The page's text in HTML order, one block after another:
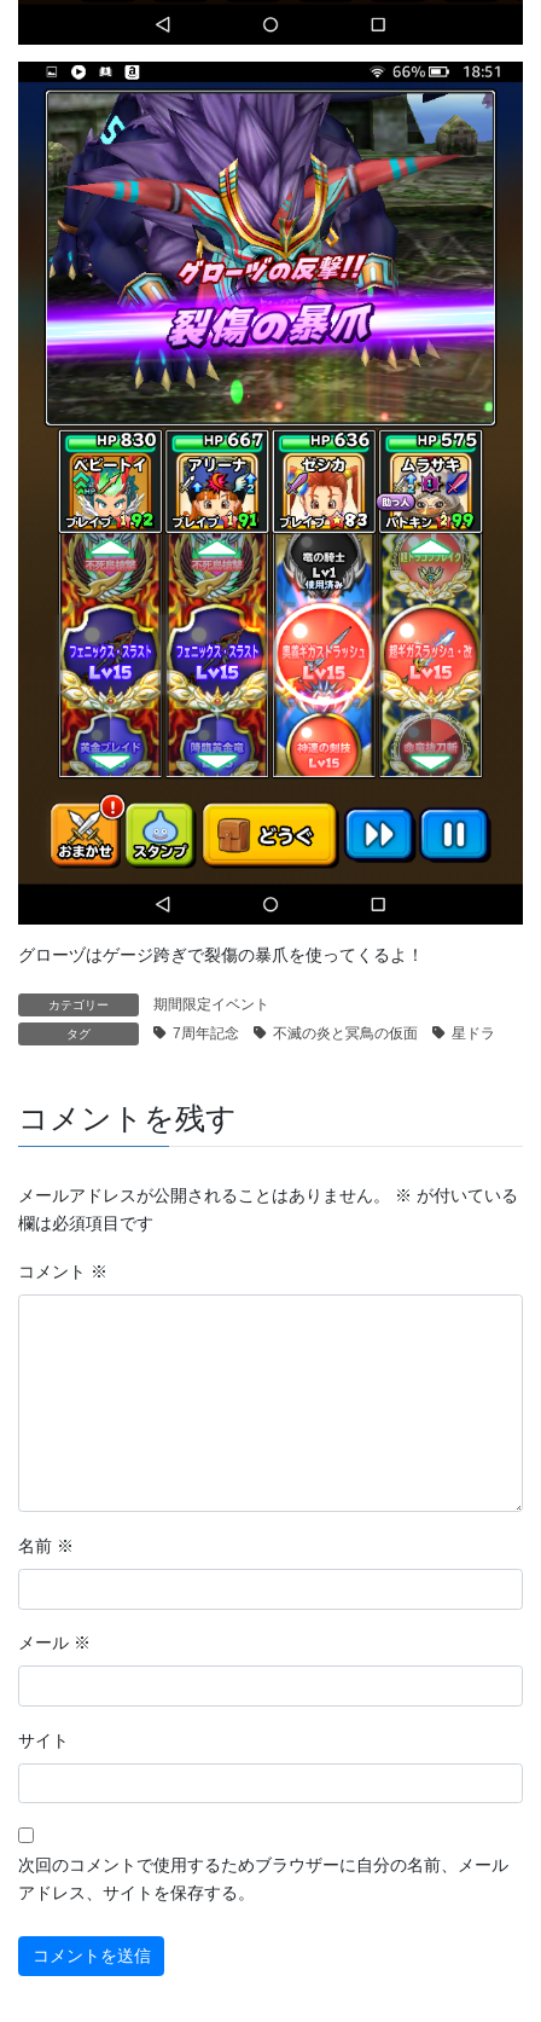
グローヅはゲージ跨ぎで裂傷の暴爪を使ってくるよ！
カテゴリー 期間限定イベント
タグ 7周年記念 不滅の炎と冥鳥の仮面 星ドラ
コメントを残す
メールアドレスが公開されることはありません。 ※ が付いている
欄は必須項目です
コメント ※
名前 ※
メール ※
サイト
次回のコメントで使用するためブラウザーに自分の名前、メール
アドレス、サイトを保存する。